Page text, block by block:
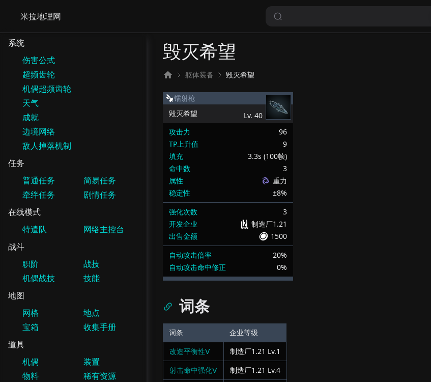
米拉地理网
系统
伤害公式
超频齿轮
机偶超频齿轮
天气
成就
边境网络
敌人掉落机制
任务
普通任务
简易任务
牵绊任务
剧情任务
在线模式
特遣队
网络主控台
战斗
职阶
战技
机偶战技
技能
地图
网格
地点
宝箱
收集手册
道具
机偶
装置
物料
稀有资源
毁灭希望
躯体装备
毁灭希望
镭射枪
毁灭希望
Lv. 40
攻击力
96
TP上升值
9
填充
3.3s (100帧)
命中数
3
属性
重力
稳定性
±8%
强化次数
3
开发企业
制造厂1.21
出售金额
1500
自动攻击倍率
20%
自动攻击命中修正
0%
词条
词条
企业等级
改造平衡性Ⅴ
制造厂1.21 Lv.1
射击命中强化Ⅴ
制造厂1.21 Lv.4